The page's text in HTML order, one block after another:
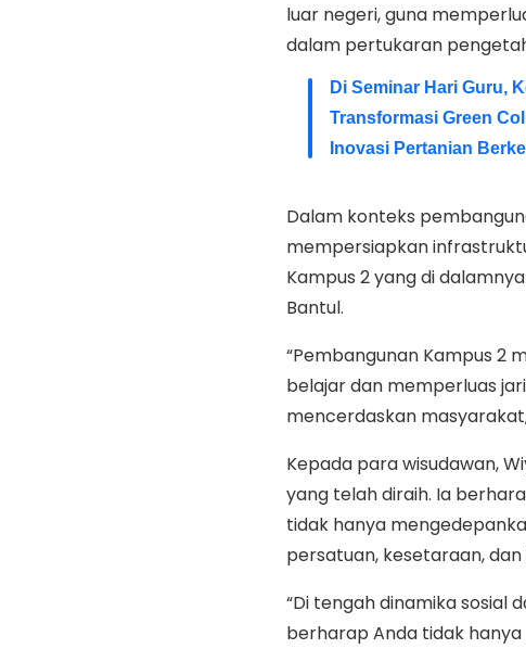
luar negeri, guna
dalam pertukaran
Di Seminar Hari Guru,
Transformasi Green
Inovasi Pertanian
Dalam konteks
mempersiapkan
Kampus 2 yang di
Bantul.
“Pembangunan Kampus 2
belajar dan memperluas
mencerdaskan
Kepada para wisudawan,
yang telah diraih. Ia
tidak hanya
persatuan, kesetaraan,
“Di tengah dinamika sosial
berharap Anda tidak